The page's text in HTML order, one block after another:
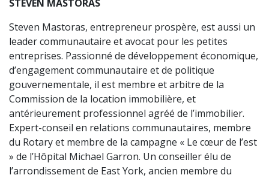
STEVEN MASTORAS
Steven Mastoras, entrepreneur prospère, est aussi un
leader communautaire et avocat pour les petites
entreprises. Passionné de développement économique,
d’engagement communautaire et de politique
gouvernementale, il est membre et arbitre de la
Commission de la location immobilière, et
antérieurement professionnel agréé de l’immobilier.
Expert-conseil en relations communautaires, membre
du Rotary et membre de la campagne « Le cœur de l’est
» de l’Hôpital Michael Garron. Un conseiller élu de
l’arrondissement de East York, ancien membre du